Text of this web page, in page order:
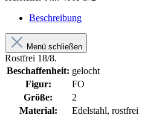
Beschreibung
Menü schließen
Rostfrei 18/8.
Beschaffenheit: gelocht
Figur:
FO
Größe:
2
Material:
Edelstahl, rostfrei